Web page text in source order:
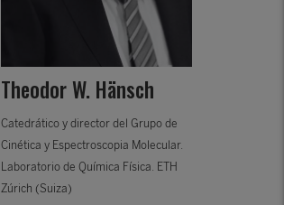
III Edición (2010)
II Edición (2009)
I Edición (2008)
Theodor W. Hänsch
Catedrático y director del Grupo de
Cinética y Espectroscopia Molecular.
Laboratorio de Química Física. ETH
Zúrich (Suiza)